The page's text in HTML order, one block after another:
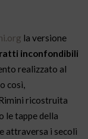
la versione
inconfondibili
realizzato al
così,
ricostruita
le tappe della
attraversa i secoli